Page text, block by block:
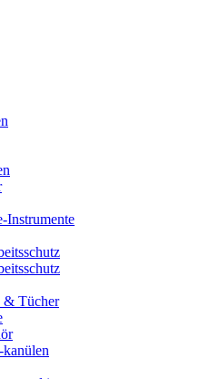
Instrumente
& Tücher